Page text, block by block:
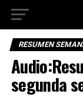
RESUMEN
segunda